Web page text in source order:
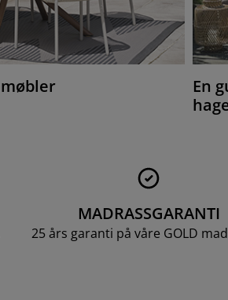
En
MADRASSGARANTI
25 års garanti på våre GOLD